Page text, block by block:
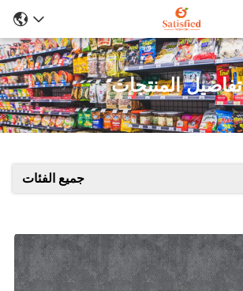
تفاصيل المنتجات
جميع الفئات